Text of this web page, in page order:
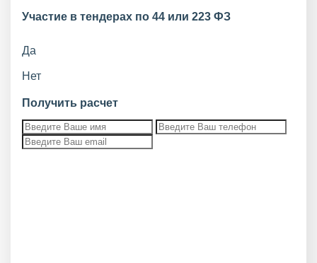
Участие в тендерах по 44 или 223 ФЗ
Да
Нет
Получить расчет